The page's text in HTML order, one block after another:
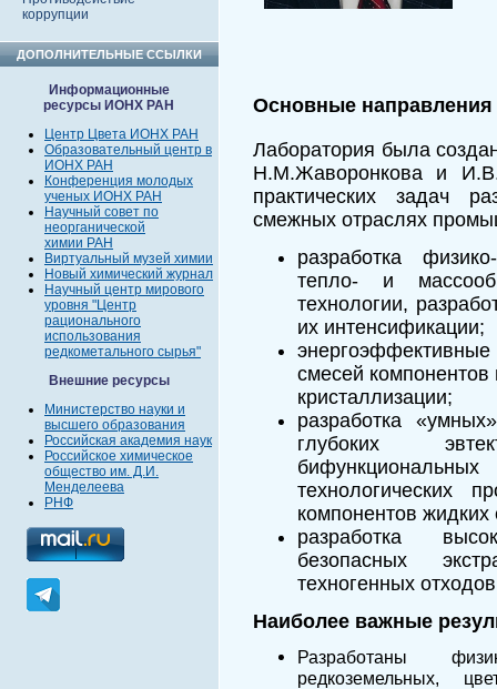
коррупции
ДОПОЛНИТЕЛЬНЫЕ ССЫЛКИ
Информационные
ресурсы ИОНХ РАН
Центр Цвета ИОНХ РАН
Образовательный центр в
ИОНХ РАН
Конференция молодых
ученых ИОНХ РАН
Научный совет по
неорганической
химии РАН
Виртуальный музей химии
Новый химический журнал
Научный центр мирового
уровня "Центр
рационального
использования
редкометального сырья"
Внешние ресурсы
Министерство науки и
высшего образования
Российская академия наук
Российское химическое
общество им. Д.И.
Менделеева
РНФ
Основные
Лаборатория была
Н.М.Жаворонкова и
практических задач
смежных отраслях
разработка
тепло- и
технологии,
их интенсификации;
смесей компонентов
кристаллизации;
разработка
глубоких
технологических
компонентов жидких
разработка
безопасных
техногенных
Наиболее важные
Разработаны
редкоземельных,